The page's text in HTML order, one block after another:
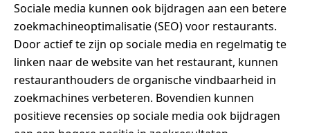
Sociale media kunnen ook bijdragen aan een betere
zoekmachineoptimalisatie (SEO) voor restaurants.
Door actief te zijn op sociale media en regelmatig te
linken naar de website van het restaurant, kunnen
restauranthouders de organische vindbaarheid in
zoekmachines verbeteren. Bovendien kunnen
positieve recensies op sociale media ook bijdragen